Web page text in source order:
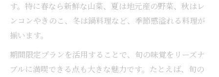
す。特に春なら新鮮な山菜、夏は地元産の野菜、秋はレ
ンコンやきのこ、冬は鍋料理など、季節感溢れる料理が
揃います。
期間限定プランを活用することで、旬の味覚をリーズナ
ブルに満喫できる点も大きな魅力です。たとえば、旬の